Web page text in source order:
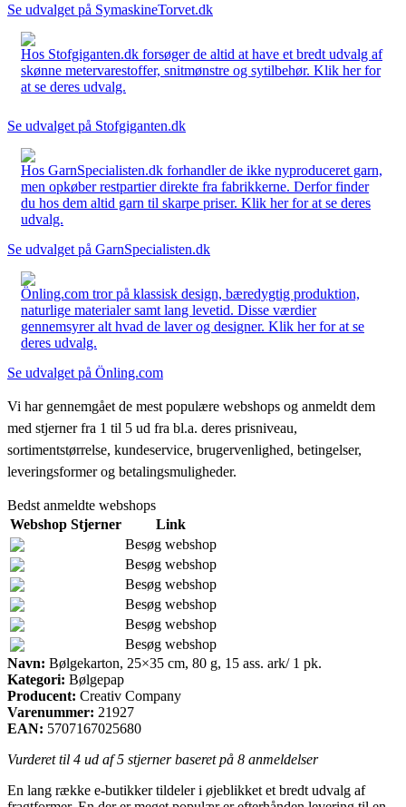
Se udvalget på SymaskineTorvet.dk
Hos Stofgiganten.dk forsøger de altid at have et bredt udvalg af
skønne metervarestoffer, snitmønstre og sytilbehør. Klik her for
at se deres udvalg.
Se udvalget på Stofgiganten.dk
Hos GarnSpecialisten.dk forhandler de ikke nyproduceret garn,
men opkøber restpartier direkte fra fabrikkerne. Derfor finder
du hos dem altid garn til skarpe priser. Klik her for at se deres
udvalg.
Se udvalget på GarnSpecialisten.dk
Önling.com tror på klassisk design, bæredygtig produktion,
naturlige materialer samt lang levetid. Disse værdier
gennemsyrer alt hvad de laver og designer. Klik her for at se
deres udvalg.
Se udvalget på Önling.com
Vi har gennemgået de mest populære webshops og anmeldt dem
med stjerner fra 1 til 5 ud fra bl.a. deres prisniveau,
sortimentstørrelse, kundeservice, brugervenlighed, betingelser,
leveringsformer og betalingsmuligheder.
Bedst anmeldte webshops
Webshop Stjerner
Link
Besøg webshop
Besøg webshop
Besøg webshop
Besøg webshop
Besøg webshop
Besøg webshop
Navn: Bølgekarton, 25×35 cm, 80 g, 15 ass. ark/ 1 pk.
Kategori: Bølgepap
Producent: Creativ Company
Varenummer: 21927
EAN: 5707167025680
Vurderet til 4 ud af 5 stjerner baseret på 8 anmeldelser
En lang række e-butikker tildeler i øjeblikket et bredt udvalg af